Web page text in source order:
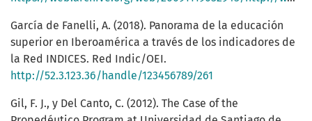
García de Fanelli, A. (2018). Panorama de la educación
superior en Iberoamérica a través de los indicadores de
la Red INDICES. Red Indic/OEI.
http://52.3.123.36/handle/123456789/261
Gil, F. J., y Del Canto, C. (2012). The Case of the